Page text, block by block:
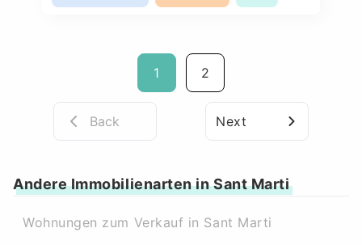
1 2
Back Next
Andere Immobilienarten in Sant Marti
Wohnungen zum Verkauf in Sant Marti